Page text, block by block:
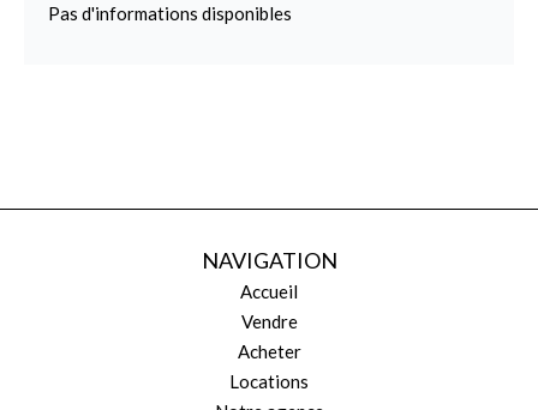
Pas d'informations disponibles
NAVIGATION
Accueil
Vendre
Acheter
Locations